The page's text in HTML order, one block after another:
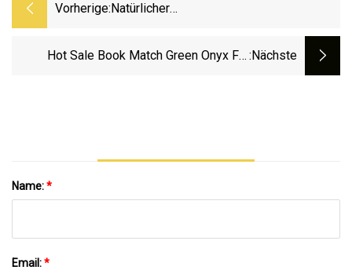
Vorherige: Natürlicher
Rosa Onyx Für Transparente
Fliesen/Hintergrund/Wandfliesen/
Hot Sale Book Match Green Onyx Für :nächste
Name:*
Email:*